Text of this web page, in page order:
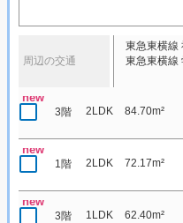
周辺の交通
東急東横線
東急東横線
new
3階 2LDK 84.70m²
new
1階 2LDK 72.17m²
new
3階 1LDK 62.40m²